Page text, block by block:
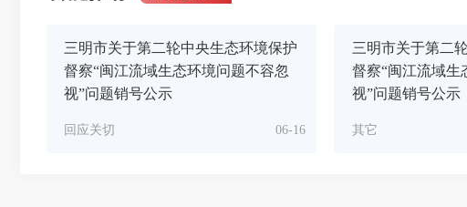
三明市关于第二轮中央生态环境保护
督察“闽江流域生态环境问题不容忽
视”问题销号公示
06-16
回应关切
三明市关于第二
督察“闽江流域生
视”问题销号公示
其它